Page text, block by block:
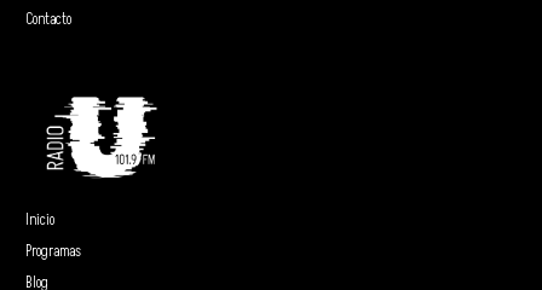
Contacto
Inicio
Programas
Blog